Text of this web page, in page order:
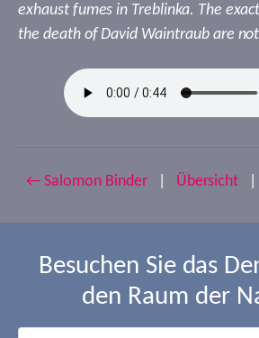
exhaust fumes in Treblinka. The
the death of David Waintraub are
← Salomon Binder Übersicht
Besuchen Sie das
den Raum der